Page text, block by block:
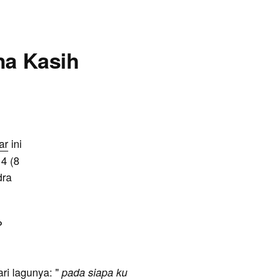
Kasih
ini
(8
lagunya: " pada siapa ku